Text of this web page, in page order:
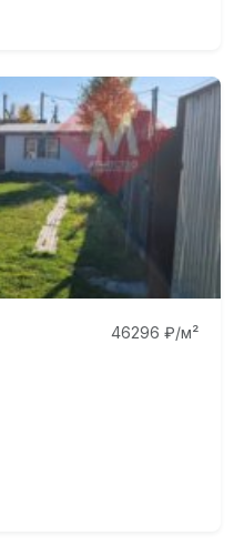
46296 ₽/м²